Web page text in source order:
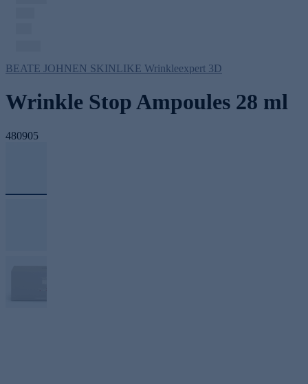
BEATE JOHNEN SKINLIKE Wrinkleexpert 3D
Wrinkle Stop Ampoules 28 ml
480905